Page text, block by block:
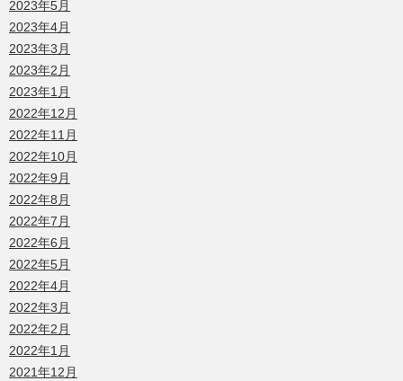
2023年5月
2023年4月
2023年3月
2023年2月
2023年1月
2022年12月
2022年11月
2022年10月
2022年9月
2022年8月
2022年7月
2022年6月
2022年5月
2022年4月
2022年3月
2022年2月
2022年1月
2021年12月